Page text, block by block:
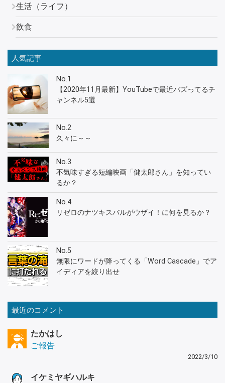
生活（ライフ）
飲食
人気記事
No.1
【2020年11月最新】YouTubeで最近バズってるチ
ャンネル5選
No.2
久々に～～
No.3
不気味すぎる短編映画「健太郎さん」を知ってい
るか？
No.4
リゼロのナツキスバルがウザイ！に何を見るか？
No.5
無限にワードが降ってくる「Word Cascade」でア
イディアを絞り出せ
最近のコメント
たかはし
ご報告
2022/3/10
イケミヤギハルキ